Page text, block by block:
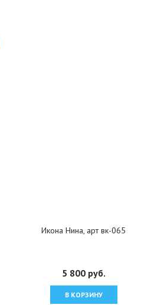
Икона Нина, арт вк-065
5 800 руб.
В КОРЗИНУ